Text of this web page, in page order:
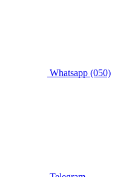
Whatsapp (050)